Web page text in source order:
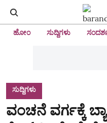
ಹೋಂ ಸುದ್ದಿಗಳು
ಸುದ್ದಿಗಳು
ವಂಚನೆ ವರ್ಗಕ್ಕೆ